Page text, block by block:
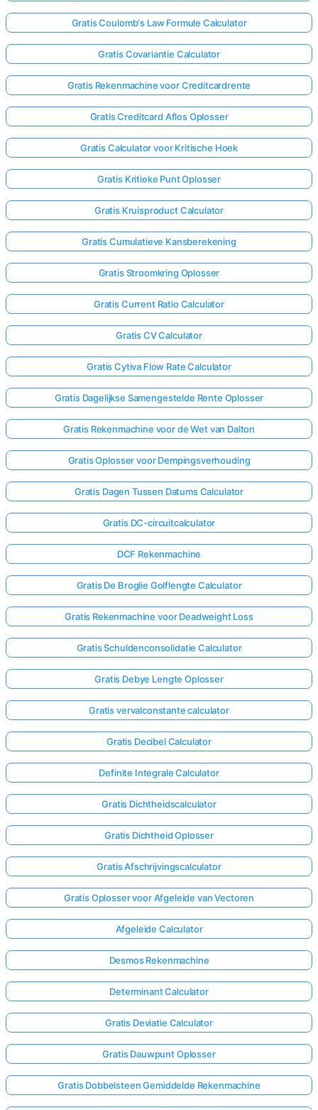
Gratis Coulomb's Law Formule Calculator
Gratis Covariantie Calculator
Gratis Rekenmachine voor Creditcardrente
Gratis Creditcard Aflos Oplosser
Gratis Calculator voor Kritische Hoek
Gratis Kritieke Punt Oplosser
Gratis Kruisproduct Calculator
Gratis Cumulatieve Kansberekening
Gratis Stroomkring Oplosser
Gratis Current Ratio Calculator
Gratis CV Calculator
Gratis Cytiva Flow Rate Calculator
Gratis Dagelijkse Samengestelde Rente Oplosser
Gratis Rekenmachine voor de Wet van Dalton
Gratis Oplosser voor Dempingsverhouding
Gratis Dagen Tussen Datums Calculator
Gratis DC-circuitcalculator
DCF Rekenmachine
Gratis De Broglie Golflengte Calculator
Gratis Rekenmachine voor Deadweight Loss
Gratis Schuldenconsolidatie Calculator
Gratis Debye Lengte Oplosser
Gratis vervalconstante calculator
Gratis Decibel Calculator
Definite Integrale Calculator
Gratis Dichtheidscalculator
Gratis Dichtheid Oplosser
Gratis Afschrijvingscalculator
Gratis Oplosser voor Afgeleide van Vectoren
Afgeleide Calculator
Desmos Rekenmachine
Determinant Calculator
Gratis Deviatie Calculator
Gratis Dauwpunt Oplosser
Gratis Dobbelsteen Gemiddelde Rekenmachine